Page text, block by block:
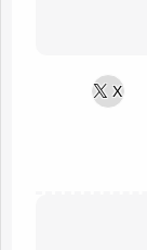
X